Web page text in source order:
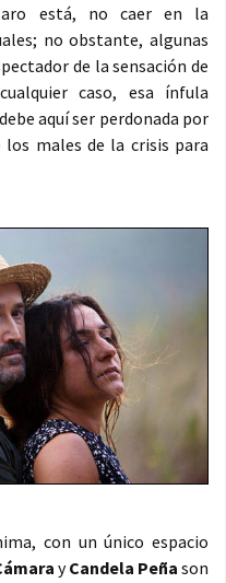
está, no caer en la
no obstante, algunas
de la sensación de
caso, esa ínfula
aquí ser perdonada por
los males de la crisis para
con un único espacio
yCandela Peña son